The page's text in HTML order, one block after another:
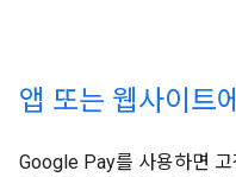
앱 또는 웹사이트
Google Pay를 사용하면